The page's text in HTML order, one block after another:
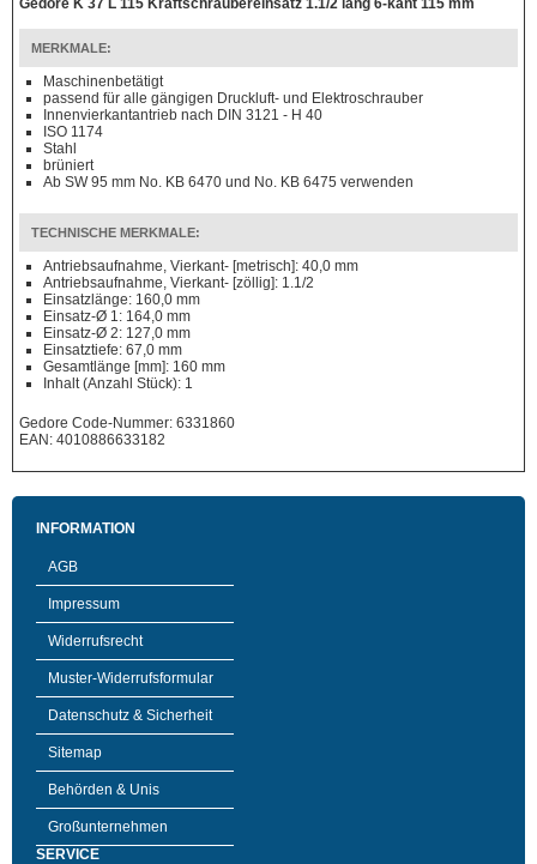
Gedore K 37 L 115 Kraftschraubereinsatz 1.1/2 lang 6-kant 115 mm
MERKMALE:
Maschinenbetätigt
passend für alle gängigen Druckluft- und Elektroschrauber
Innenvierkantantrieb nach DIN 3121 - H 40
ISO 1174
Stahl
brüniert
Ab SW 95 mm No. KB 6470 und No. KB 6475 verwenden
TECHNISCHE MERKMALE:
Antriebsaufnahme, Vierkant- [metrisch]: 40,0 mm
Antriebsaufnahme, Vierkant- [zöllig]: 1.1/2
Einsatzlänge: 160,0 mm
Einsatz-Ø 1: 164,0 mm
Einsatz-Ø 2: 127,0 mm
Einsatztiefe: 67,0 mm
Gesamtlänge [mm]: 160 mm
Inhalt (Anzahl Stück): 1
Gedore Code-Nummer: 6331860
EAN: 4010886633182
INFORMATION
AGB
Impressum
Widerrufsrecht
Muster-Widerrufsformular
Datenschutz & Sicherheit
Sitemap
Behörden & Unis
Großunternehmen
SERVICE